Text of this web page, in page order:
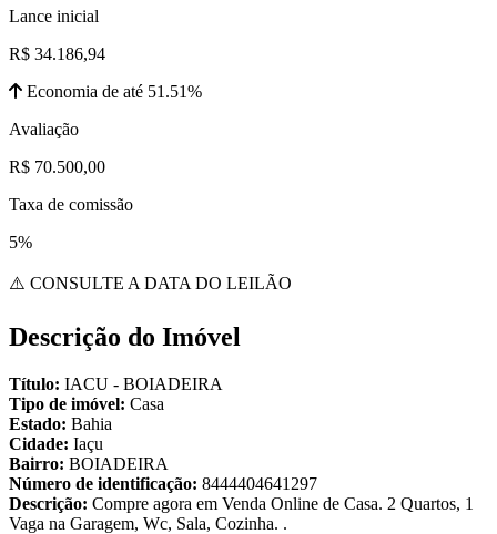
Lance inicial
R$ 34.186,94
Economia de até 51.51%
Avaliação
R$ 70.500,00
Taxa de comissão
5%
⚠️ CONSULTE A DATA DO LEILÃO
Descrição do Imóvel
Título: IACU - BOIADEIRA
Tipo de imóvel: Casa
Estado: Bahia
Cidade: Iaçu
Bairro: BOIADEIRA
Número de identificação: 8444404641297
Descrição: Compre agora em Venda Online de Casa. 2 Quartos, 1
Vaga na Garagem, Wc, Sala, Cozinha. .